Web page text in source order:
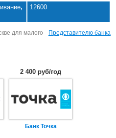
,
12600
для малого
Представителю банка
2 400 руб/год
Банк Точка